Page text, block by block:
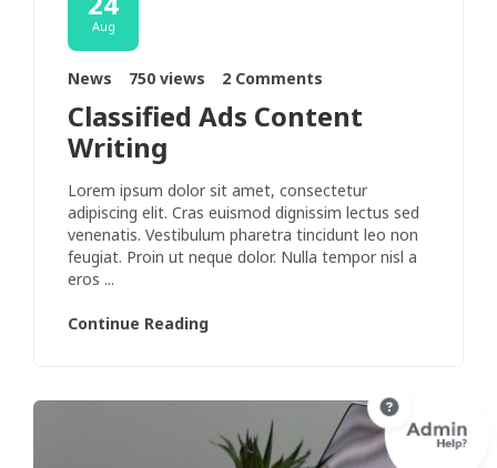
Aug
News 750 views 2 Comments
Classified Ads Content
Writing
Lorem ipsum dolor sit amet, consectetur
adipiscing elit. Cras euismod dignissim lectus sed
venenatis. Vestibulum pharetra tincidunt leo non
feugiat. Proin ut neque dolor. Nulla tempor nisl a
eros ...
Continue Reading